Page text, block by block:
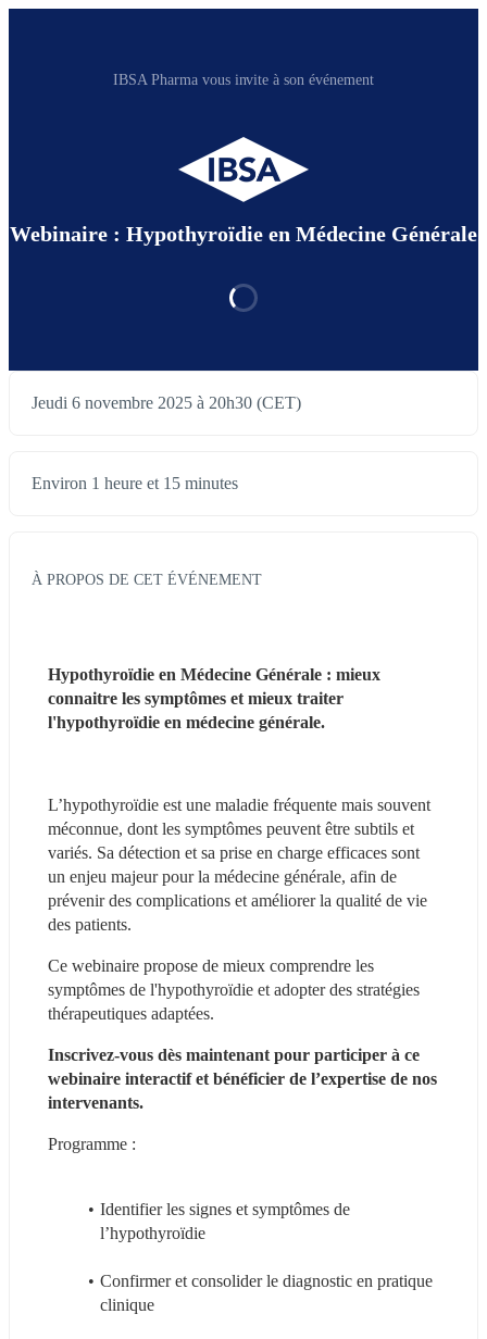
IBSA Pharma vous invite à son événement
Webinaire : Hypothyroïdie en Médecine Générale
Jeudi 6 novembre 2025 à 20h30 (CET)
Environ 1 heure et 15 minutes
À PROPOS DE CET ÉVÉNEMENT
Hypothyroïdie en Médecine Générale : mieux
connaitre les symptômes et mieux traiter
l'hypothyroïdie en médecine générale.
L’hypothyroïdie est une maladie fréquente mais souvent
méconnue, dont les symptômes peuvent être subtils et
variés. Sa détection et sa prise en charge efficaces sont
un enjeu majeur pour la médecine générale, afin de
prévenir des complications et améliorer la qualité de vie
des patients.
Ce webinaire propose de mieux comprendre les
symptômes de l'hypothyroïdie et adopter des stratégies
thérapeutiques adaptées.
Inscrivez-vous dès maintenant pour participer à ce
webinaire interactif et bénéficier de l’expertise de nos
intervenants.
Programme :
Identifier les signes et symptômes de
l’hypothyroïdie
Confirmer et consolider le diagnostic en pratique
clinique